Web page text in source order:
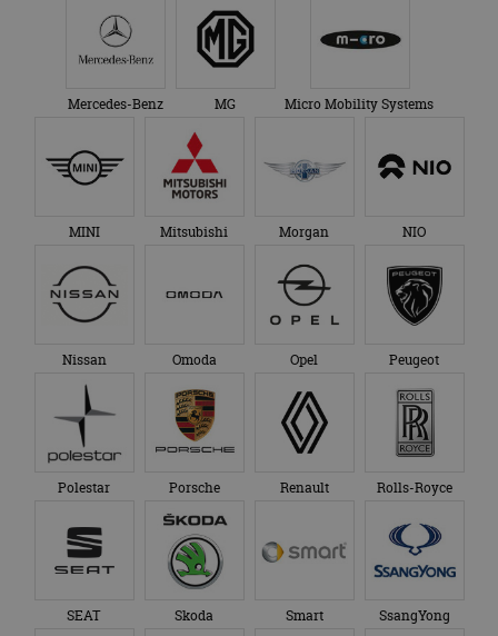
Mercedes-Benz MG Micro Mobility Systems
MINI Mitsubishi Morgan NIO
Nissan Omoda Opel Peugeot
Polestar Porsche Renault Rolls-Royce
SEAT Skoda Smart SsangYong